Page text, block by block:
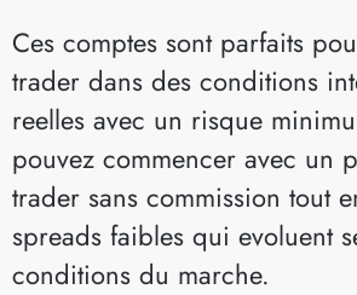
Ces comptes sont parfaits
trader dans des conditions
reelles avec un risque
pouvez commencer avec un
trader sans commission tout
spreads faibles qui evoluent
conditions du marche.